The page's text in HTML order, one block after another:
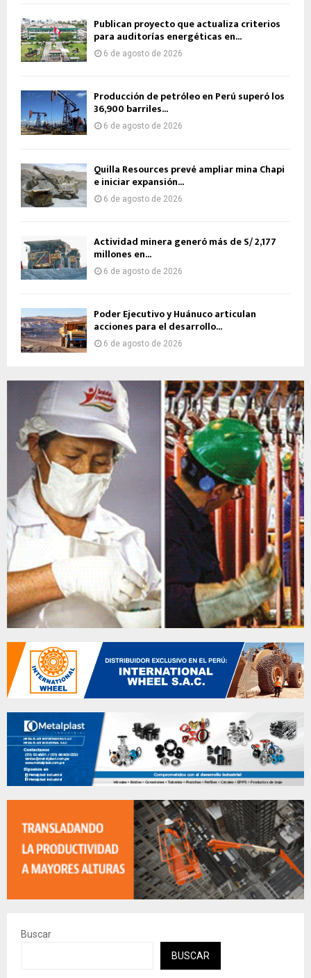
Publican proyecto que actualiza criterios
para auditorías energéticas en...
6 de agosto de 2026
Producción de petróleo en Perú superó los
36,900 barriles...
6 de agosto de 2026
Quilla Resources prevé ampliar mina Chapi
e iniciar expansión...
6 de agosto de 2026
Actividad minera generó más de S/ 2,177
millones en...
6 de agosto de 2026
Poder Ejecutivo y Huánuco articulan
acciones para el desarrollo...
6 de agosto de 2026
Buscar
BUSCAR